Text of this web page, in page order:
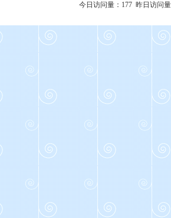
今日访问量： 177 昨日访问